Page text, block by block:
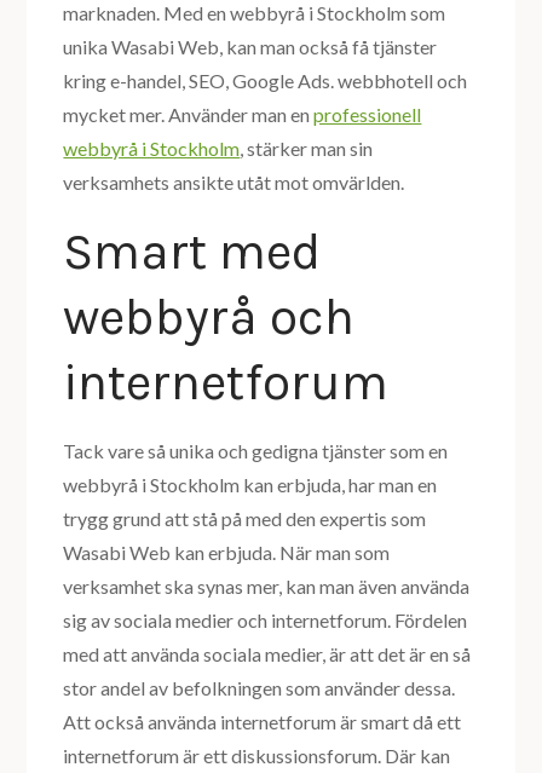
marknaden. Med en webbyrå i Stockholm som
unika Wasabi Web, kan man också få tjänster
kring e-handel, SEO, Google Ads. webbhotell och
mycket mer. Använder man enprofessionell
webbyrå i Stockholm, stärker man sin
verksamhets ansikte utåt mot omvärlden.
Smart med
webbyrå och
internetforum
Tack vare så unika och gedigna tjänster som en
webbyrå i Stockholm kan erbjuda, har man en
trygg grund att stå på med den expertis som
Wasabi Web kan erbjuda. När man som
verksamhet ska synas mer, kan man även använda
sig av sociala medier och internetforum. Fördelen
med att använda sociala medier, är att det är en så
stor andel av befolkningen som använder dessa.
Att också använda internetforum är smart då ett
internetforum är ett diskussionsforum. Där kan